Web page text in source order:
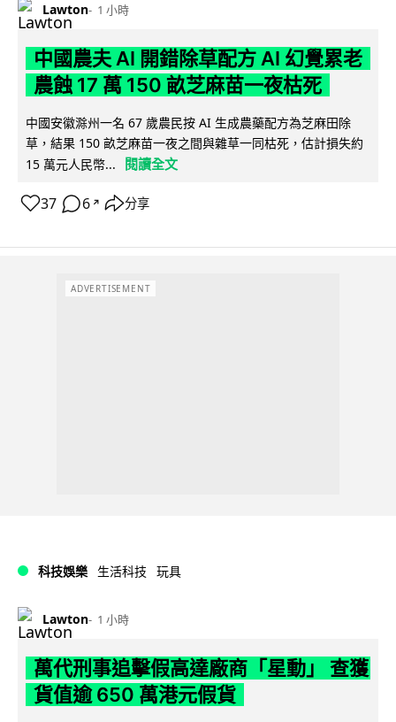
Lawton 1 小時
中國農夫 AI 開錯除草配方 AI 幻覺累老
農蝕 17 萬 150 畝芝麻苗一夜枯死
中國安徽滁州一名 67 歲農民按 AI 生成農藥配方為芝麻田除
草，結果 150 畝芝麻苗一夜之間與雜草一同枯死，估計損失約
15 萬元人民幣...
閱讀全文
37 6 ↗ 分享
ADVERTISEMENT
科技娛樂 生活科技 玩具
Lawton 1 小時
萬代刑事追擊假高達廠商「星動」 查獲
貨值逾 650 萬港元假貨